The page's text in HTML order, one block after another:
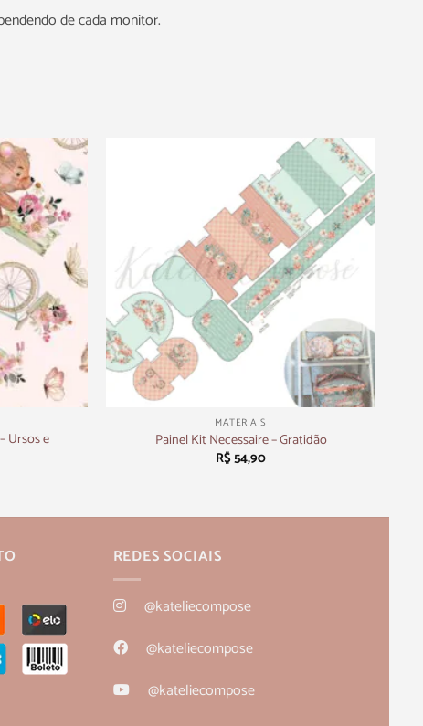
de cada monitor.
Ursos e
MATERIAIS
Painel Kit Necessaire – Gratidão
R$54,90
REDES SOCIAIS
@kateliecompose
@kateliecompose
@kateliecompose